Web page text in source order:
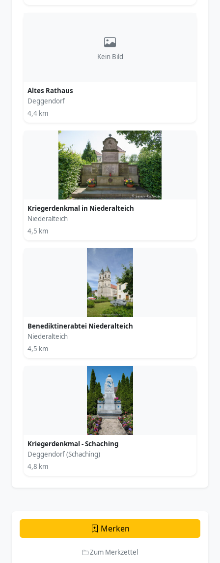
Kein Bild
Altes Rathaus
Deggendorf
4,4 km
Kriegerdenkmal in Niederalteich
Niederalteich
4,5 km
Benediktinerabtei Niederalteich
Niederalteich
4,5 km
Kriegerdenkmal - Schaching
Deggendorf (Schaching)
4,8 km
Merken
Zum Merkzettel